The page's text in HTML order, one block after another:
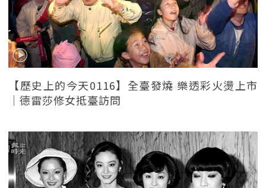
【歷史上的今天0116】全臺發燒 樂透彩火燙上市
｜德雷莎修女抵臺訪問